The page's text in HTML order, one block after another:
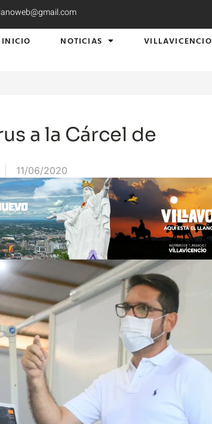
INICIO NOTICIAS VILLAVICENCIO
a la Cárcel de
11/06/2020